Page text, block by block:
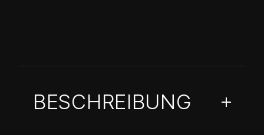
BESCHREIBUNG